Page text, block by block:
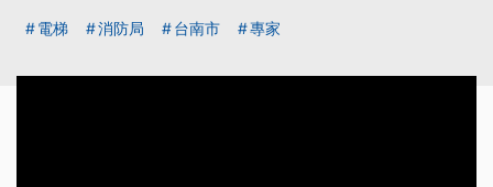
電梯 消防局 台南市 專家